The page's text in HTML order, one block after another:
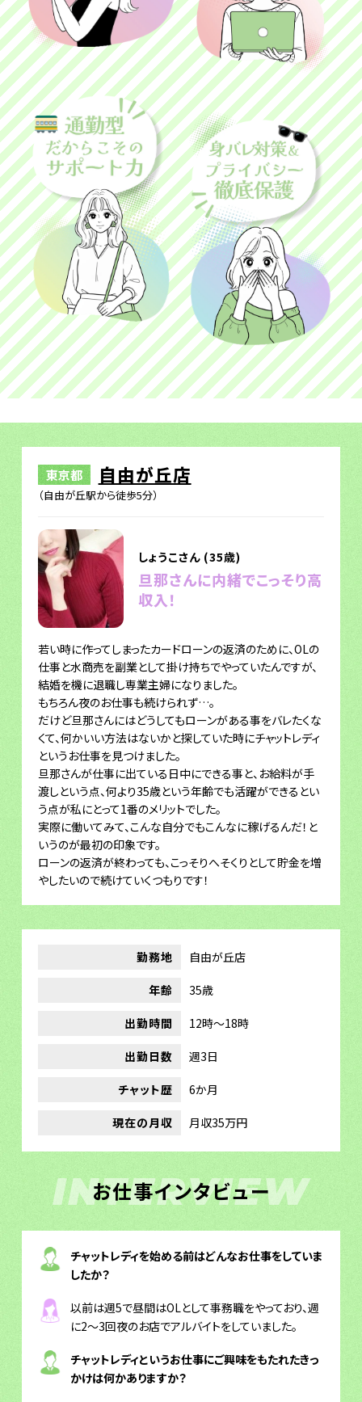
東京都 自由が丘店
（自由が丘駅から徒歩5分）
しょうこさん (35歳)
旦那さんに内緒でこっそり高
収入！
若い時に作ってしまったカードローンの返済のために、OLの
仕事と水商売を副業として掛け持ちでやっていたんですが、
結婚を機に退職し専業主婦になりました。
もちろん夜のお仕事も続けられず…。
だけど旦那さんにはどうしてもローンがある事をバレたくな
くて、何かいい方法はないかと探していた時にチャットレディ
というお仕事を見つけました。
旦那さんが仕事に出ている日中にできる事と、お給料が手
渡しという点、何より35歳という年齢でも活躍ができるとい
う点が私にとって1番のメリットでした。
実際に働いてみて、こんな自分でもこんなに稼げるんだ！と
いうのが最初の印象です。
ローンの返済が終わっても、こっそりへそくりとして貯金を増
やしたいので続けていくつもりです！
勤務地 自由が丘店
年齢 35歳
出勤時間 12時〜18時
出勤日数 週3日
チャット歴 6か月
現在の月収 月収35万円
お仕事インタビュー
INTERVIEW
チャットレディを始める前はどんなお仕事をしていま
したか？
以前は週5で昼間はOLとして事務職をやっており、週
に2〜3回夜のお店でアルバイトをしていました。
チャットレディというお仕事にご興味をもたれたきっ
かけは何かありますか？